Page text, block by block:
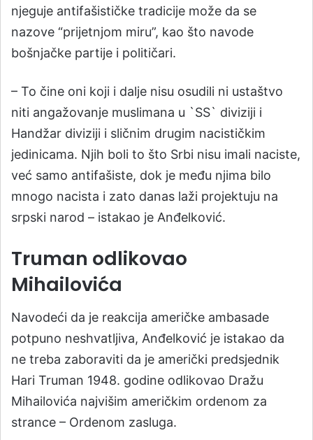
njeguje antifašističke tradicije može da se
nazove “prijetnjom miru”, kao što navode
bošnjačke partije i političari.
– To čine oni koji i dalje nisu osudili ni ustaštvo
niti angažovanje muslimana u `SS` diviziji i
Handžar diviziji i sličnim drugim nacističkim
jedinicama. Njih boli to što Srbi nisu imali naciste,
već samo antifašiste, dok je među njima bilo
mnogo nacista i zato danas laži projektuju na
srpski narod – istakao je Anđelković.
Truman odlikovao
Mihailovića
Navodeći da je reakcija američke ambasade
potpuno neshvatljiva, Anđelković je istakao da
ne treba zaboraviti da je američki predsjednik
Hari Truman 1948. godine odlikovao Dražu
Mihailovića najvišim američkim ordenom za
strance – Ordenom zasluga.